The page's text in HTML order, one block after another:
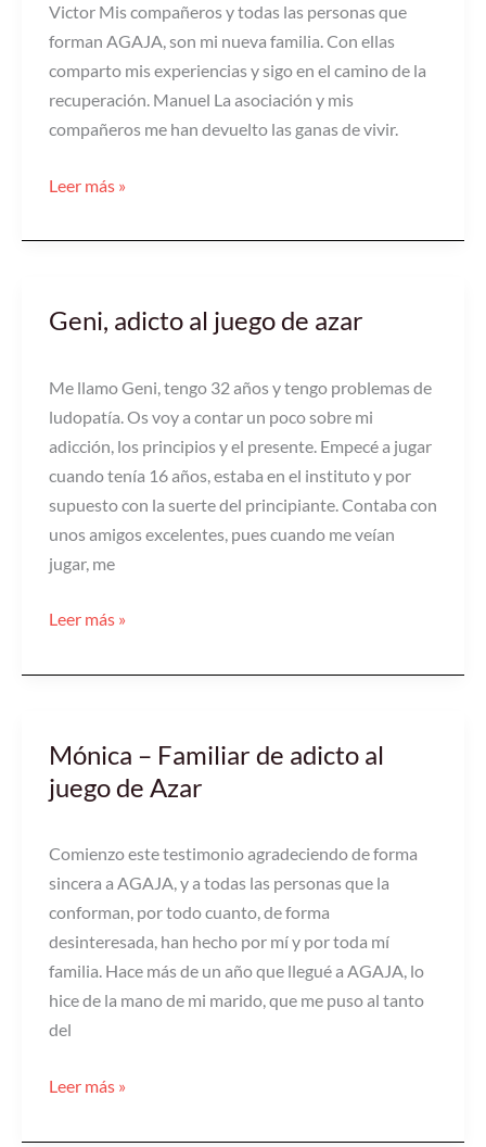
Victor Mis compañeros y todas las personas que
forman AGAJA, son mi nueva familia. Con ellas
comparto mis experiencias y sigo en el camino de la
recuperación. Manuel La asociación y mis
compañeros me han devuelto las ganas de vivir.
Leer más »
Geni, adicto al juego de azar
Me llamo Geni, tengo 32 años y tengo problemas de
ludopatía. Os voy a contar un poco sobre mi
adicción, los principios y el presente. Empecé a jugar
cuando tenía 16 años, estaba en el instituto y por
supuesto con la suerte del principiante. Contaba con
unos amigos excelentes, pues cuando me veían
jugar, me
Geni,
Leer más »
Mónica – Familiar de adicto al
juego de Azar
Comienzo este testimonio agradeciendo de forma
sincera a AGAJA, y a todas las personas que la
conforman, por todo cuanto, de forma
desinteresada, han hecho por mí y por toda mí
familia. Hace más de un año que llegué a AGAJA, lo
hice de la mano de mi marido, que me puso al tanto
del
Mónica
–
Leer más »